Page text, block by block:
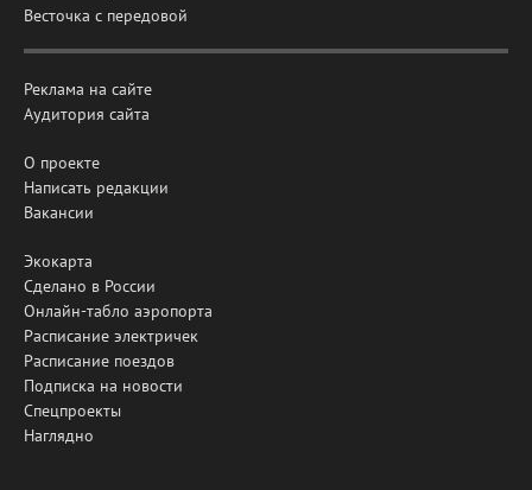
Весточка с передовой
Реклама на сайте
Аудитория сайта
О проекте
Написать редакции
Вакансии
Экокарта
Сделано в России
Онлайн-табло аэропорта
Расписание электричек
Расписание поездов
Подписка на новости
Спецпроекты
Наглядно